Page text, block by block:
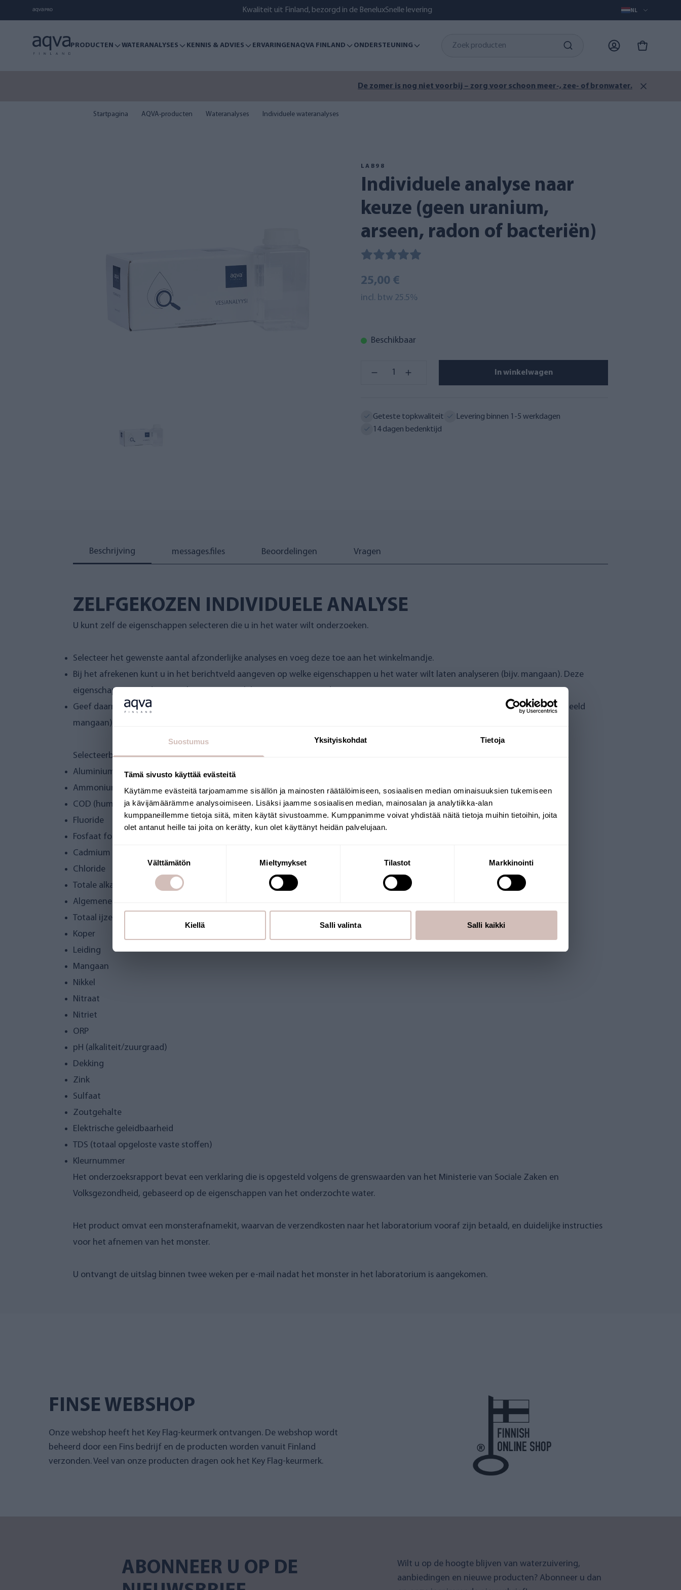
Suostumus Yksityiskohdat Tietoja
Tämä sivusto käyttää evästeitä
Käytämme evästeitä tarjoamamme sisällön ja mainosten räätälöimiseen, sosiaalisen median ominaisuuksien tukemiseen
ja kävijämäärämme analysoimiseen. Lisäksi jaamme sosiaalisen median, mainosalan ja analytiikka-alan
kumppaneillemme tietoja siitä, miten käytät sivustoamme. Kumppanimme voivat yhdistää näitä tietoja muihin tietoihin, joita
olet antanut heille tai joita on kerätty, kun olet käyttänyt heidän palvelujaan.
Välttämätön Mieltymykset Tilastot Markkinointi
Kiellä Salli valinta Salli kaikki
Kwaliteit uit Finland, bezorgd in de BeneluxSnelle levering NL
PRODUCTEN WATERANALYSES KENNIS & ADVIES ERVARINGENAQVA FINLAND ONDERSTEUNING
De zomer is nog niet voorbij – zorg voor schoon meer-, zee- of bronwater.
Startpagina AQVA-producten Wateranalyses Individuele wateranalyses
LAB98
Individuele analyse naar
keuze (geen uranium,
arseen, radon of bacteriën)
25,00 €
incl. btw 25.5%
Beschikbaar
In winkelwagen
Geteste topkwaliteit
Levering binnen 1-5 werkdagen
14 dagen bedenktijd
Beschrijving messages.files Beoordelingen Vragen
ZELFGEKOZEN INDIVIDUELE ANALYSE
U kunt zelf de eigenschappen selecteren die u in het water wilt onderzoeken.
Selecteer het gewenste aantal afzonderlijke analyses en voeg deze toe aan het winkelmandje.
Bij het afrekenen kunt u in het berichtveld aangeven op welke eigenschappen u het water wilt laten analyseren (bijv. mangaan). Deze
eigenschappen worden vervolgens naar ons laboratorium gestuurd.
Geef daarnaast op de vragenlijst die bij de monsterkit zit aan op welke eigenschappen u het water wilt laten analyseren (bijvoorbeeld
mangaan).
Selecteerbare individuele analyses:
Aluminium
Ammonium
COD (humus)
Fluoride
Fosfaat fosfor
Cadmium
Chloride
Totale alkaliteit
Algemene hardheid
Totaal ijzer
Koper
Leiding
Mangaan
Nikkel
Nitraat
Nitriet
ORP
pH (alkaliteit/zuurgraad)
Dekking
Zink
Sulfaat
Zoutgehalte
Elektrische geleidbaarheid
TDS (totaal opgeloste vaste stoffen)
Kleurnummer
Het onderzoeksrapport bevat een verklaring die is opgesteld volgens de grenswaarden van het Ministerie van Sociale Zaken en
Volksgezondheid, gebaseerd op de eigenschappen van het onderzochte water.
Het product omvat een monsterafnamekit, waarvan de verzendkosten naar het laboratorium vooraf zijn betaald, en duidelijke instructies
voor het afnemen van het monster.
U ontvangt de uitslag binnen twee weken per e-mail nadat het monster in het laboratorium is aangekomen.
FINSE WEBSHOP
Onze webshop heeft het Key Flag-keurmerk ontvangen. De webshop wordt
beheerd door een Fins bedrijf en de producten worden vanuit Finland
verzonden. Veel van onze producten dragen ook het Key Flag-keurmerk.
ABONNEER U OP DE
Wilt u op de hoogte blijven van waterzuivering,
aanbiedingen en nieuwe producten? Abonneer u dan
Selecteer uw land van levering en taal om
verder te gaan
Leveringsland
Taal